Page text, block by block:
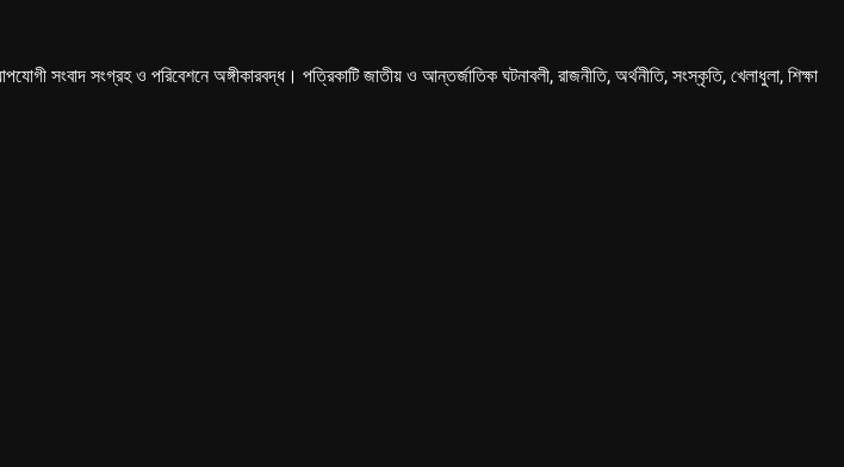
সংবাদ সংগ্রহ ও পরিবেশনে অঙ্গীকারবদ্ধ। পত্রিকাটি জাতীয় ও আন্তর্জাতিক ঘটনাবলী, রাজনীতি, অর্থনীতি, সংস্কৃতি, খেলাধুলা, শিক্ষা